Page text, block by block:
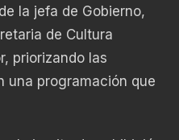
la jefa de Gobierno,
de Cultura
priorizando las
una programación que